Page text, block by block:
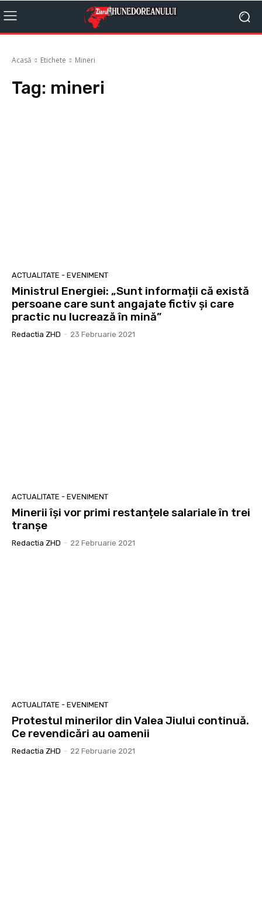
Acasă Etichete Mineri
Tag: mineri
ACTUALITATE - EVENIMENT
Ministrul Energiei: „Sunt informații că există
persoane care sunt angajate fictiv şi care
practic nu lucrează în mină”
Redactia ZHD - 23 Februarie 2021
ACTUALITATE - EVENIMENT
Minerii își vor primi restanțele salariale în trei
tranșe
Redactia ZHD - 22 Februarie 2021
ACTUALITATE - EVENIMENT
Protestul minerilor din Valea Jiului continuă.
Ce revendicări au oamenii
Redactia ZHD - 22 Februarie 2021